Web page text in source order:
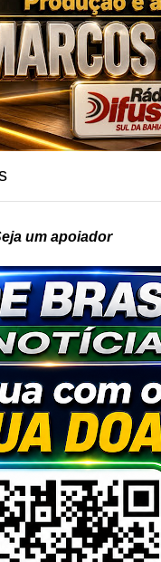
um apoiador